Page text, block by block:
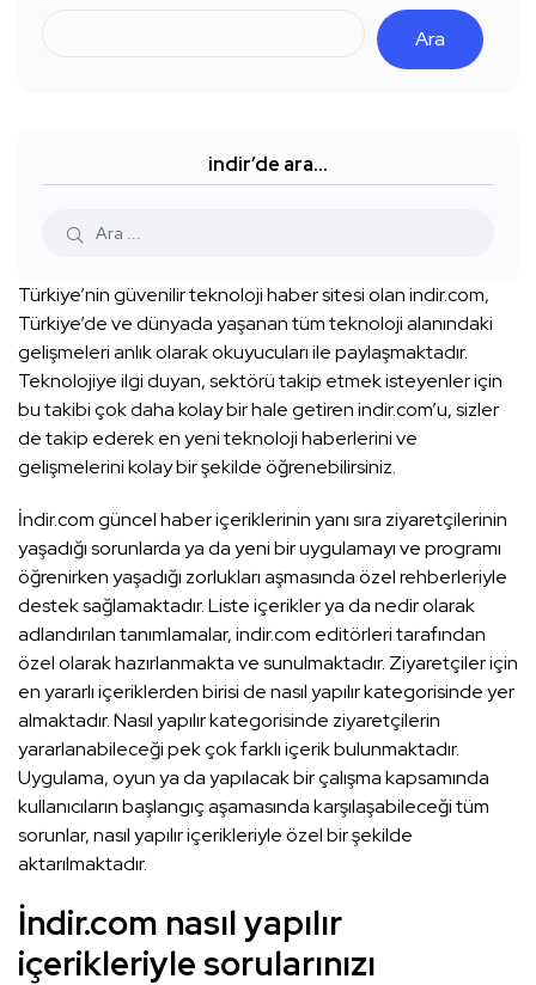
Ara
indir’de ara…
Türkiye’nin güvenilir teknoloji haber sitesi olan indir.com,
Türkiye’de ve dünyada yaşanan tüm teknoloji alanındaki
gelişmeleri anlık olarak okuyucuları ile paylaşmaktadır.
Teknolojiye ilgi duyan, sektörü takip etmek isteyenler için
bu takibi çok daha kolay bir hale getiren indir.com’u, sizler
de takip ederek en yeni teknoloji haberlerini ve
gelişmelerini kolay bir şekilde öğrenebilirsiniz.
İndir.com güncel haber içeriklerinin yanı sıra ziyaretçilerinin
yaşadığı sorunlarda ya da yeni bir uygulamayı ve programı
öğrenirken yaşadığı zorlukları aşmasında özel rehberleriyle
destek sağlamaktadır. Liste içerikler ya da nedir olarak
adlandırılan tanımlamalar, indir.com editörleri tarafından
özel olarak hazırlanmakta ve sunulmaktadır. Ziyaretçiler için
en yararlı içeriklerden birisi de nasıl yapılır kategorisinde yer
almaktadır. Nasıl yapılır kategorisinde ziyaretçilerin
yararlanabileceği pek çok farklı içerik bulunmaktadır.
Uygulama, oyun ya da yapılacak bir çalışma kapsamında
kullanıcıların başlangıç aşamasında karşılaşabileceği tüm
sorunlar, nasıl yapılır içerikleriyle özel bir şekilde
aktarılmaktadır.
İndir.com nasıl yapılır
içerikleriyle sorularınızı